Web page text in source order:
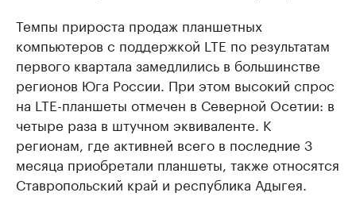
Темпы прироста продаж планшетных
компьютеров с поддержкой LTE по результатам
первого квартала замедлились в большинстве
регионов Юга России. При этом высокий спрос
на LTE-планшеты отмечен в Северной Осетии: в
четыре раза в штучном эквиваленте. К
регионам, где активней всего в последние 3
месяца приобретали планшеты, также относятся
Ставропольский край и республика Адыгея.